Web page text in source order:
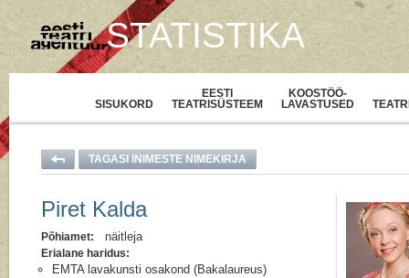
STATISTIKA
SISUKORD
EESTI
TEATRISÜSTEEM
KOOSTÖÖ-
LAVASTUSED
TAGASI INIMESTE NIMEKIRJA
Piret Kalda
Põhiamet: näitleja
Erialane haridus:
EMTA lavakunsti osakond (Bakalaureus)